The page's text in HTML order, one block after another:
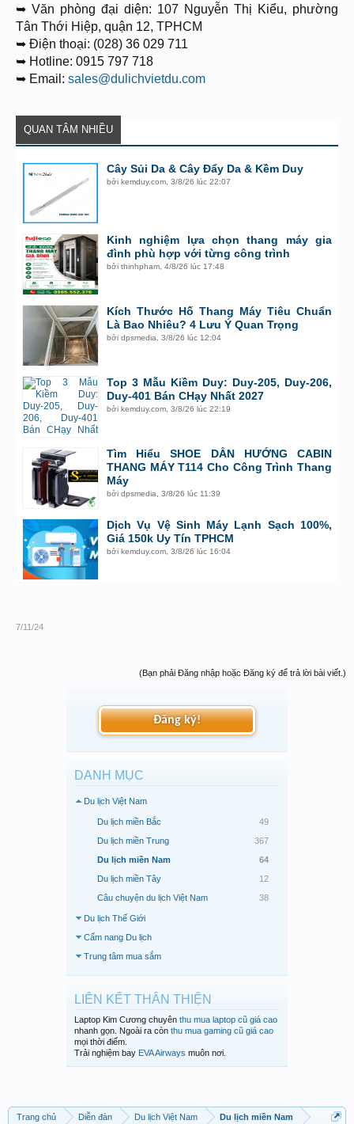
➥ Văn phòng đại diện: 107 Nguyễn Thị Kiểu, phường
Tân Thới Hiệp, quận 12, TPHCM
➥ Điện thoại: (028) 36 029 711
➥ Hotline: 0915 797 718
➥ Email: sales@dulichvietdu.com
QUAN TÂM NHIỀU
Cây Sủi Da & Cây Đẩy Da & Kềm Duy
bởi kemduy.com,3/8/26 lúc 22:07
Kinh nghiệm lựa chọn thang máy gia
đình phù hợp với từng công trình
bởithinhpham,4/8/26 lúc 17:48
Kích Thước Hố Thang Máy Tiêu Chuẩn
Là Bao Nhiêu? 4 Lưu Ý Quan Trọng
bởidpsmedia,3/8/26 lúc 12:04
Top 3 Mẫu Kiềm Duy: Duy-205, Duy-206,
Duy-401 Bán CHạy Nhất 2027
bởi kemduy.com,3/8/26 lúc 22:19
Tìm Hiểu SHOE DẪN HƯỚNG CABIN
THANG MÁY T114 Cho Công Trình Thang
Máy
bởidpsmedia,3/8/26 lúc 11:39
Dịch Vụ Vệ Sinh Máy Lạnh Sạch 100%,
Giá 150k Uy Tín TPHCM
bởi kemduy.com,3/8/26 lúc 16:04
7/11/24
(Bạn phải Đăng nhập hoặc Đăng ký để trả lời bài viết.)
Đăng ký!
DANH MỤC
Du lịch Việt Nam
Du lịch miền Bắc
49
Du lịch miền Trung
367
Du lịch miền Nam
64
Du lịch miền Tây
12
Câu chuyện du lịch Việt Nam
38
Du lịch Thế Giới
Cẩm nang Du lịch
Trung tâm mua sắm
LIÊN KẾT THÂN THIỆN
Laptop Kim Cương chuyên thu mua laptop cũ giá cao
nhanh gọn. Ngoài ra còn thu mua gaming cũ giá cao
mọi thời điểm.
Trải nghiệm bay EVA Airways muôn nơi.
Trang chủ Diễn đàn Du lịch Việt Nam Du lịch miền Nam